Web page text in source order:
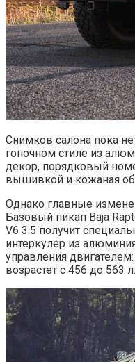
Снимков салона пока
гоночном стиле из
декор, порядковый
вышивкой и кожаная
Однако главные
Базовый пикап Baja
V6 3.5 получит
интеркулер из
управления
возрастет с 456 до 563